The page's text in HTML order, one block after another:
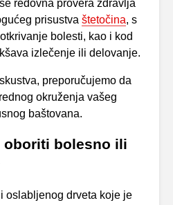
redovna provera zdravlja
prisustva štetočina, s
bolesti, kao i kod
izlečenje ili delovanje.
preporučujemo da
okruženja vašeg
baštovana.
oboriti bolesno ili
oslabljenog drveta koje je